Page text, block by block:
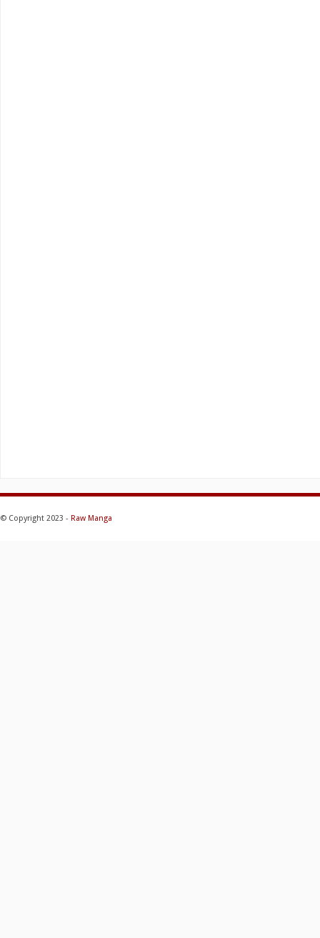
© Copyright 2023 - Raw Manga